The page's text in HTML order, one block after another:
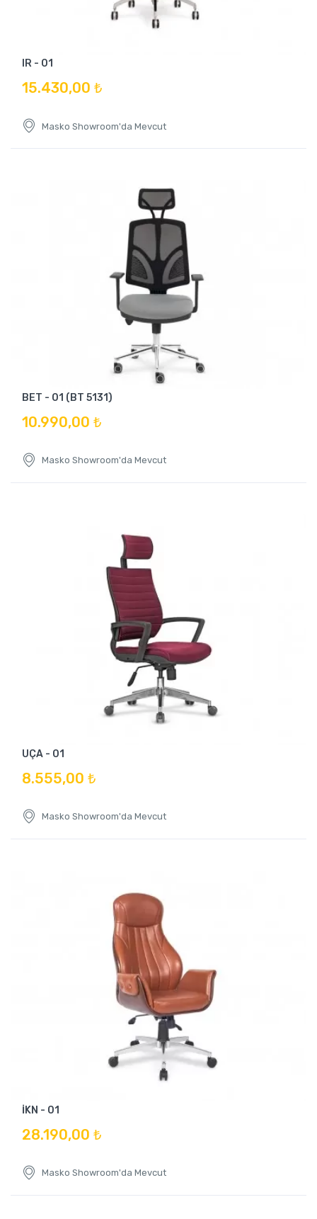
IR - 01
15.430,00 ₺
Masko Showroom'da Mevcut
BET - 01 (BT 5131)
10.990,00 ₺
Masko Showroom'da Mevcut
UÇA - 01
8.555,00 ₺
Masko Showroom'da Mevcut
İKN - 01
28.190,00 ₺
Masko Showroom'da Mevcut